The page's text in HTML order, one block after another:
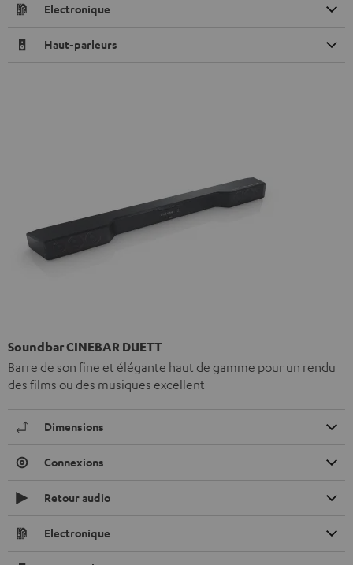
Electronique
Haut-parleurs
Soundbar CINEBAR DUETT
Barre de son fine et élégante haut de gamme pour un rendu
des films ou des musiques excellent
Dimensions
Connexions
Retour audio
Electronique